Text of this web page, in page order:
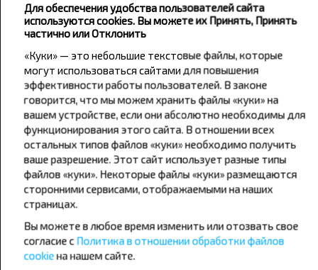
путешествуй с нами дешевле!
Подписаться
Популярные автобусные
направления
Орша - Могилёв
Минск - Несвиж
Минск - Барановичи
Для обеспечения удобства пользователей сайта
используются cookies. Вы можете их Принять, Принять
частично или Отклонить
«Куки» — это небольшие текстовые файлы, которые
могут использоваться сайтами для повышения
эффективности работы пользователей. В законе
говорится, что мы можем хранить файлы «куки» на
вашем устройстве, если они абсолютно необходимы для
функционирования этого сайта. В отношении всех
остальных типов файлов «куки» необходимо получить
ваше разрешение. Этот сайт использует разные типы
файлов «куки». Некоторые файлы «куки» размещаются
сторонними сервисами, отображаемыми на наших
страницах.
Вы можете в любое время изменить или отозвать свое
согласие сПолитика в отношении обработки файлов
cookieна нашем сайте.